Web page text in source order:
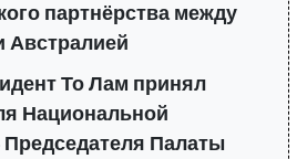
партнёрства между
Австралией
То Лам принял
Национальной
Палаты